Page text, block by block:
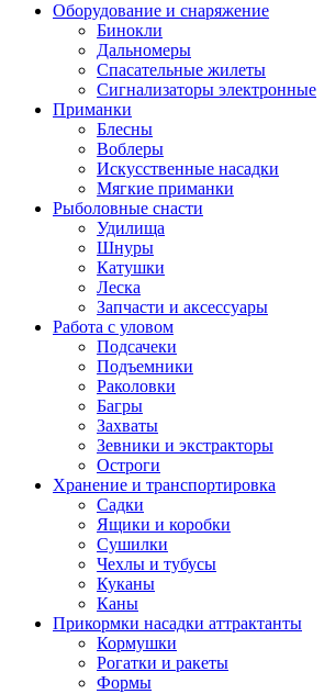
Оборудование и снаряжение
Бинокли
Дальномеры
Спасательные жилеты
Сигнализаторы электронные
Приманки
Блесны
Воблеры
Искусственные насадки
Мягкие приманки
Рыболовные снасти
Удилища
Шнуры
Катушки
Леска
Запчасти и аксессуары
Работа с уловом
Подсачеки
Подъемники
Раколовки
Багры
Захваты
Зевники и экстракторы
Остроги
Хранение и транспортировка
Садки
Ящики и коробки
Сушилки
Чехлы и тубусы
Куканы
Каны
Прикормки насадки аттрактанты
Кормушки
Рогатки и ракеты
Формы